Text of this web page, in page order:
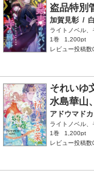
盗品特別
加賀見彰 /
ライトノベル
1巻
1,200pt
レビュー投稿数
それいゆ
水島華山
アドウマドカ
ライトノベル
1巻
1,200pt
レビュー投稿数